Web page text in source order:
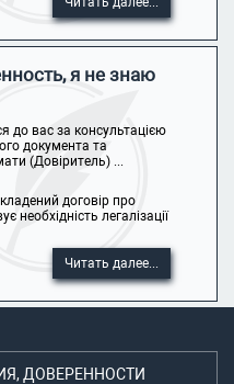
я не знаю
до вас за консультацією
документа та
(Довіритель) ...
договір про
необхідність легалізації
Читать далее...
ДОВЕРЕННОСТИ